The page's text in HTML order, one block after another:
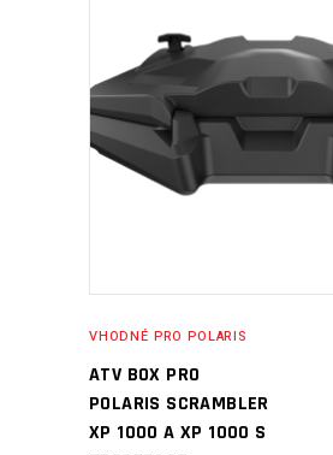
PŘIDAT DO KOŠÍKU
VHODNÉ PRO POLARIS
ATV BOX PRO
POLARIS SCRAMBLER
XP 1000 A XP 1000 S